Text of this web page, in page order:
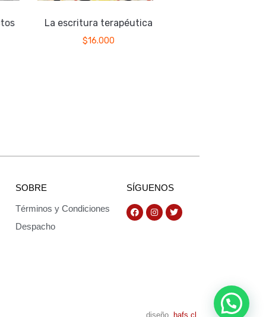
La escritura terapéutica
$16.000
SOBRE
Términos y Condiciones
Despacho
SÍGUENOS
diseño hafs.cl